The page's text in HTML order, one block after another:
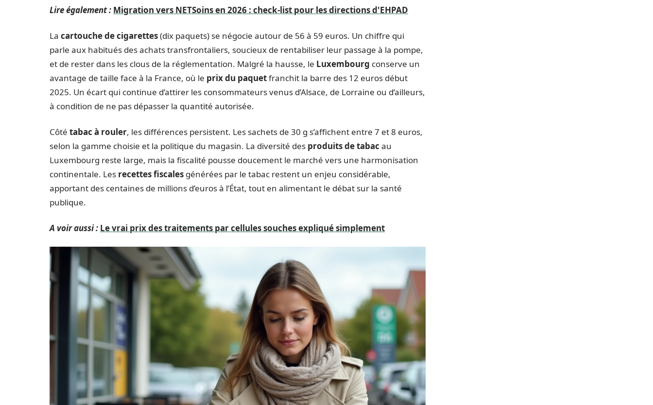
Lire également : Migration vers NETSoins en 2026 : check-list pour les directions d'EHPAD
La cartouche de cigarettes(dix paquets) se négocie autour de 56 à 59 euros. Un chiffre qui
parle aux habitués des achats transfrontaliers, soucieux de rentabiliser leur passage à la pompe,
et de rester dans les clous de la réglementation. Malgré la hausse, le Luxembourg conserve un
avantage de taille face à la France, où le prix du paquetfranchit la barre des 12 euros début
2025. Un écart qui continue d’attirer les consommateurs venus d’Alsace, de Lorraine ou d’ailleurs,
à condition de ne pas dépasser la quantité autorisée.
Côté tabac à rouler, les différences persistent. Les sachets de 30 g s’affichent entre 7 et 8 euros,
selon la gamme choisie et la politique du magasin. La diversité des produits de tabac au
Luxembourg reste large, mais la fiscalité pousse doucement le marché vers une harmonisation
continentale. Les recettes fiscales générées par le tabac restent un enjeu considérable,
apportant des centaines de millions d’euros à l’État, tout en alimentant le débat sur la santé
publique.
A voir aussi : Le vrai prix des traitements par cellules souches expliqué simplement